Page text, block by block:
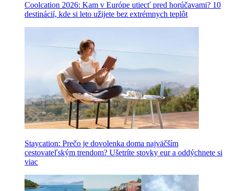
Coolcation 2026: Kam v Európe utiecť pred horúčavami? 10
destinácií, kde si leto užijete bez extrémnych teplôt
Staycation: Prečo je dovolenka doma najväčším
cestovateľským trendom? Ušetríte stovky eur a oddýchnete si
viac